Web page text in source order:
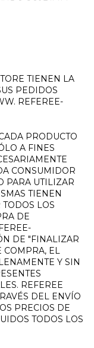
TIENEN LA
PEDIDOS
REFEREE-
PRODUCTO
A FINES
CONSUMIDOR
PARA UTILIZAR
TIENEN
LOS
DE
DE "FINALIZAR
COMPRA, EL
Y SIN
REFEREE
DEL ENVÍO
PRECIOS DE
TODOS LOS